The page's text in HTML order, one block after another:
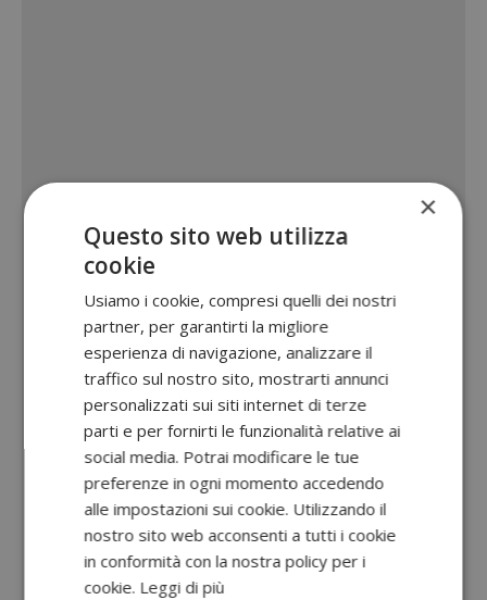
×
Questo sito web utilizza
cookie
Usiamo i cookie, compresi quelli dei nostri
partner, per garantirti la migliore
esperienza di navigazione, analizzare il
traffico sul nostro sito, mostrarti annunci
personalizzati sui siti internet di terze
parti e per fornirti le funzionalità relative ai
social media. Potrai modificare le tue
preferenze in ogni momento accedendo
alle impostazioni sui cookie. Utilizzando il
nostro sito web acconsenti a tutti i cookie
in conformità con la nostra policy per i
cookie. Leggi di più